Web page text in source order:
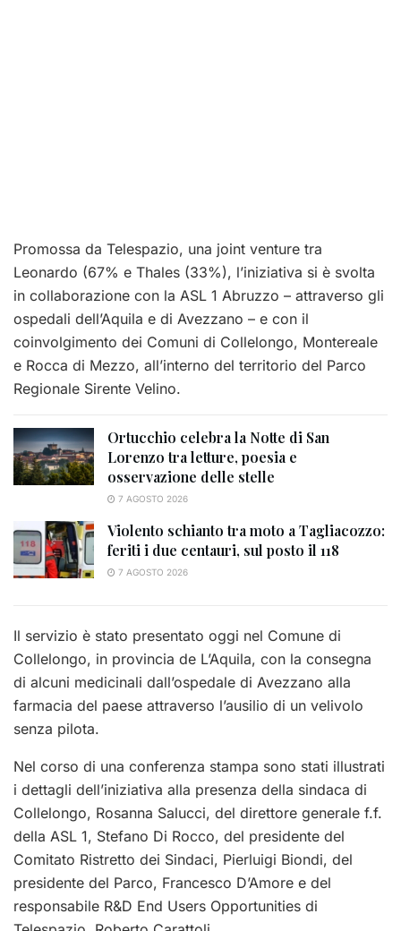
Promossa da Telespazio, una joint venture tra
Leonardo (67% e Thales (33%), l’iniziativa si è svolta
in collaborazione con la ASL 1 Abruzzo – attraverso gli
ospedali dell’Aquila e di Avezzano – e con il
coinvolgimento dei Comuni di Collelongo, Montereale
e Rocca di Mezzo, all’interno del territorio del Parco
Regionale Sirente Velino.
Ortucchio celebra la Notte di San
Lorenzo tra letture, poesia e
osservazione delle stelle
7 AGOSTO 2026
Violento schianto tra moto a Tagliacozzo:
feriti i due centauri, sul posto il 118
7 AGOSTO 2026
Il servizio è stato presentato oggi nel Comune di
Collelongo, in provincia de L’Aquila, con la consegna
di alcuni medicinali dall’ospedale di Avezzano alla
farmacia del paese attraverso l’ausilio di un velivolo
senza pilota.
Nel corso di una conferenza stampa sono stati illustrati
i dettagli dell’iniziativa alla presenza della sindaca di
Collelongo, Rosanna Salucci, del direttore generale f.f.
della ASL 1, Stefano Di Rocco, del presidente del
Comitato Ristretto dei Sindaci, Pierluigi Biondi, del
presidente del Parco, Francesco D’Amore e del
responsabile R&D End Users Opportunities di